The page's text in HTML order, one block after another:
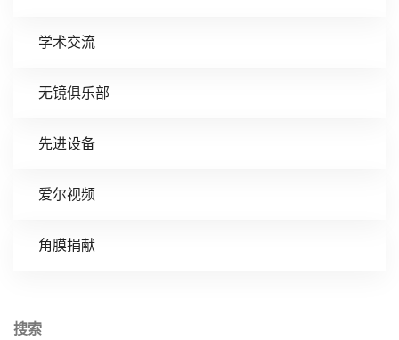
学术交流
无镜俱乐部
先进设备
爱尔视频
角膜捐献
搜索